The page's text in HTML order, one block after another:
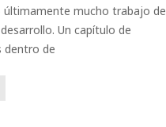
últimamente mucho trabajo de
Un capítulo de
dentro de